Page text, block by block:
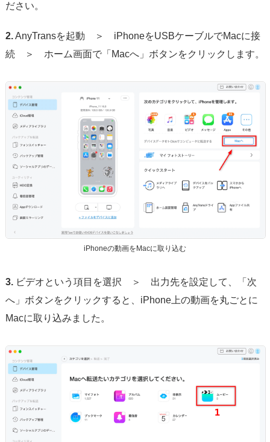
ださい。
2.AnyTransを起動 ＞ iPhoneをUSBケーブルでMacに接
続 ＞ ホーム画面で「Macへ」ボタンをクリックします。
iPhoneの動画をMacに取り込む
3.ビデオという項目を選択 ＞ 出力先を設定して、「次
へ」ボタンをクリックすると、iPhone上の動画を丸ごとに
Macに取り込みました。